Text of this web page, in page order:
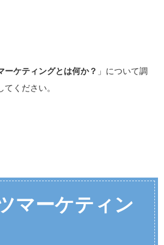
ーケティングとは何か？ 」について調
ください。
マーケティン